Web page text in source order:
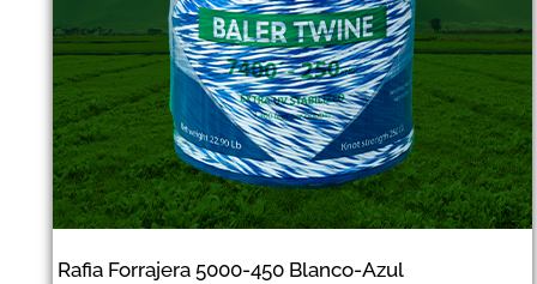
Rafia Forrajera 5000-450 Blanco-Azul